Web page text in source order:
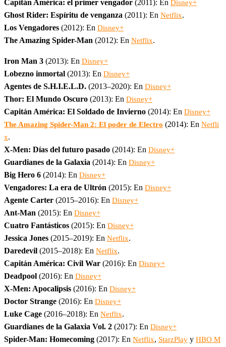
Capitán América: el primer vengador (2011): En Disney+
Ghost Rider: Espíritu de venganza (2011): En Netflix.
Los Vengadores (2012): En Disney+
The Amazing Spider-Man (2012): En Netflix.
Iron Man 3 (2013): En Disney+
Lobezno inmortal (2013): En Disney+
Agentes de S.H.I.E.L.D. (2013–2020): En Disney+
Thor: El Mundo Oscuro (2013): En Disney+
Capitán América: El Soldado de Invierno (2014): En Disney+
The Amazing Spider-Man 2: El poder de Electro (2014): En Netfli
x.
X-Men: Días del futuro pasado (2014): En Disney+
Guardianes de la Galaxia (2014): En Disney+
Big Hero 6 (2014): En Disney+
Vengadores: La era de Ultrón (2015): En Disney+
Agente Carter (2015–2016): En Disney+
Ant-Man (2015): En Disney+
Cuatro Fantásticos (2015): En Disney+
Jessica Jones (2015–2019): En Netflix.
Daredevil (2015–2018): En Netflix.
Capitán América: Civil War (2016): En Disney+
Deadpool (2016): En Disney+
X-Men: Apocalipsis (2016): En Disney+
Doctor Strange (2016): En Disney+
Luke Cage (2016–2018): En Netflix.
Guardianes de la Galaxia Vol. 2 (2017): En Disney+
Spider-Man: Homecoming (2017): En Netflix, StarzPlay y HBO M